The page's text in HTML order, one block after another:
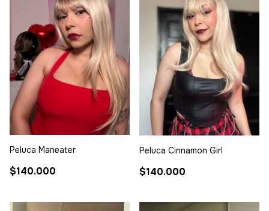
Peluca Maneater
$140.000
Peluca Cinnamon Girl
$140.000